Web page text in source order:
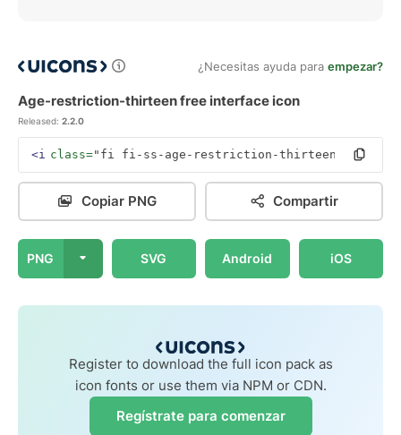
¿Necesitas ayuda para empezar?
Age-restriction-thirteen free interface icon
Released: 2.2.0
<i class="fi fi-ss-age-restriction-thirteen" ></i>
Copiar PNG Compartir
PNG SVG Android iOS
Register to download the full icon pack as
icon fonts or use them via NPM or CDN.
Regístrate para comenzar